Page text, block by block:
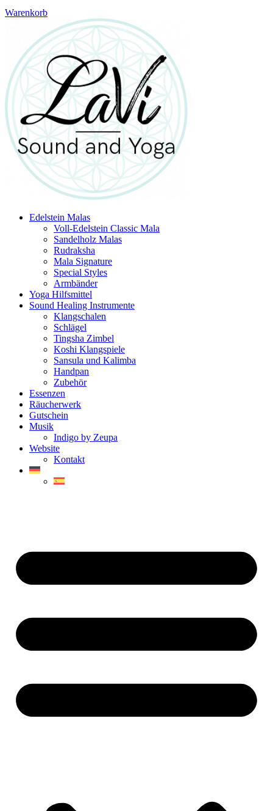
Warenkorb
Edelstein Malas
Voll-Edelstein Classic Mala
Sandelholz Malas
Rudraksha
Mala Signature
Special Styles
Armbänder
Yoga Hilfsmittel
Sound Healing Instrumente
Klangschalen
Schlägel
Tingsha Zimbel
Koshi Klangspiele
Sansula und Kalimba
Handpan
Zubehör
Essenzen
Räucherwerk
Gutschein
Musik
Indigo by Zeupa
Website
Kontakt